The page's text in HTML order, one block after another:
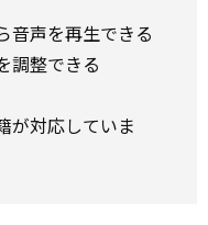
音声を再生できる
調整できる
が対応していま